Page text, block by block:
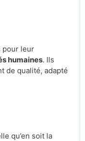
pour leur
humaines. Ils
de qualité, adapté
qu’en soit la